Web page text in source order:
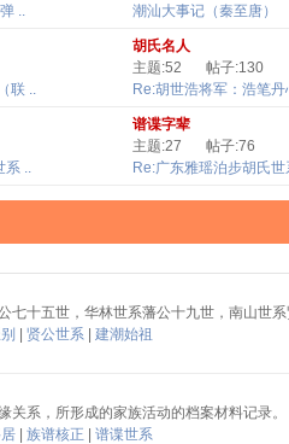
..
潮汕大事记（秦至唐）
联 ..
胡氏名人
主题:52
帖子:130
Re:胡世浩将军：浩笔丹
系 ..
谱谍字辈
主题:27
帖子:76
Re:广东雅瑶泊步胡氏世
七十五世，华林世系藩公十九世，南山世
贤公世系
建潮始祖
关系，所形成的家族活动的档案材料记录。
族谱核正
谱谍世系